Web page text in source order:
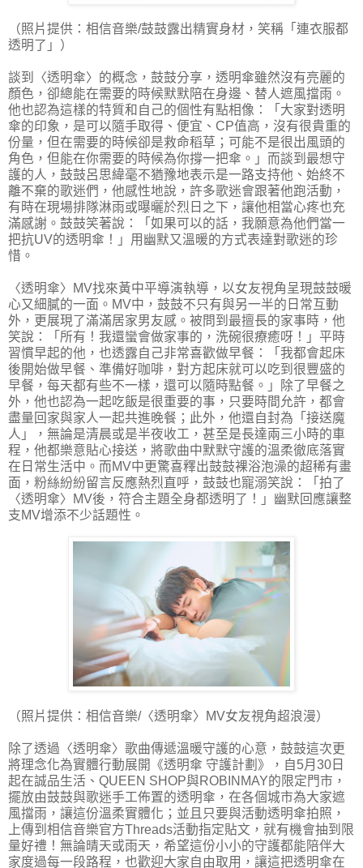
（照片提供：相信音樂/鼓鼓露出精實身材，笑稱「連衣服都
透明了」）
談到〈透明傘〉的概念，鼓鼓分享，透明傘雖然沒有亮麗的
顏色，卻總能在需要的時候默默陪在身邊、替人遮風擋雨。
他也認為這樣的特質和自己的個性有點相像：「大家對透明
傘的印象，是可以隨手取得、便宜、CP值高，沒有很貴重的
份量，但在需要的時候卻是救命稻草；可能不是很出風頭的
角色，但能在你需要的時候為你撐一把傘。」而談到最想守
護的人，鼓鼓呂思緯毫不猶豫地表示是一路支持他、始終不
離不棄的歌迷們，他感性地說，許多歌迷會跟著他跑活動，
有時在現場排隊淋雨或曝曬於烈日之下，讓他相當心疼也充
滿感謝。鼓鼓笑著說：「如果可以的話，我願意為他們當一
把抗UV的透明傘！」用幽默又溫暖的方式表達對歌迷的珍
惜。
〈透明傘〉MV找來黃中平導演執導，以女友視角呈現鼓鼓暖
心又細膩的一面。MV中，鼓鼓不只有與另一半的日常互動
外，更展現了滿滿居家男友感。被問到最擅長的家事時，他
笑說：「所有！我還蠻會做家事的，洗碗很療癒呀！」平時
習慣早起的他，也透露自己非常喜歡做早餐：「我都會起床
後開始做早餐、準備好咖啡，對方起床就可以吃到很豐盛的
早餐，每天都有些不一樣，還可以隨時點餐。」除了早餐之
外，他也認為一起吃飯是很重要的事，只要時間允許，都會
盡量回家與家人一起共進晚餐；此外，他還自封為「接送魔
人」，無論是清晨或是半夜收工，甚至是長達兩三小時的車
程，他都樂意貼心接送，將歌曲中默默守護的溫柔徹底落實
在日常生活中。而MV中更驚喜釋出鼓鼓裸浴泡澡的超稀有畫
面，粉絲紛紛留言反應熱烈直呼，鼓鼓也寵溺笑說：「拍了
〈透明傘〉MV後，符合主題全身都透明了！」幽默回應讓整
支MV增添不少話題性。
（照片提供：相信音樂/〈透明傘〉MV女友視角超浪漫）
除了透過〈透明傘〉歌曲傳遞溫暖守護的心意，鼓鼓這次更
將理念化為實體行動展開《透明傘 守護計劃》，自5月30日
起在誠品生活、QUEEN SHOP與ROBINMAY的限定門市，
擺放由鼓鼓與歌迷手工佈置的透明傘，在各個城市為大家遮
風擋雨，讓這份溫柔實體化；並且只要與活動透明傘拍照，
上傳到相信音樂官方Threads活動指定貼文，就有機會抽到限
量好禮！無論晴天或雨天，希望這份小小的守護都能陪伴大
家度過每一段路程，也歡迎大家自由取用，讓這把透明傘在